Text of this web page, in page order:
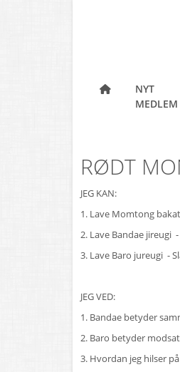
NYT
MEDLEM
RØDT
JEG KAN:
1. Lave Momtong
2. Lave Bandae jireugi
3. Lave Baro jureugi -
JEG VED:
1. Bandae betyder
2. Baro betyder modsat
3. Hvordan jeg hilser